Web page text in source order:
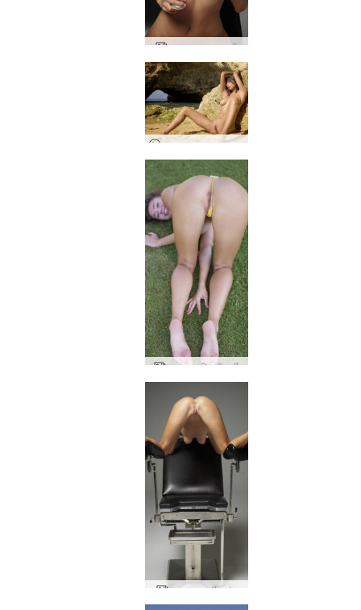
अन्ना एल डबल खुशी
अन्ना एल नग्न समुद्र तट फोटोशूट
अन्ना एल बिकनी पर्ची
अन्ना एल डर्टी माइंड